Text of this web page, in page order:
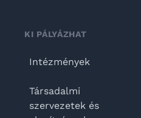
KI PÁLYÁZHAT
Intézmények
Társadalmi
szervezetek és